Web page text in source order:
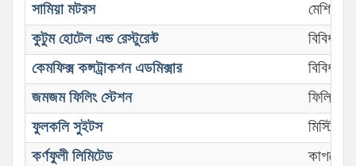
সামিয়া মটরস
কুটুম হোটেল এন্ড রেস্টুরেন্ট
বিবিধ
কেমফিক্স কন্সট্রাকশন এডমিক্সার
বিবিধ
জমজম ফিলিং স্টেশন
ফিলিং
ফুলকলি সুইটস
মিস্টির
কর্ণফুলী লিমিটেড
কাপড়ের